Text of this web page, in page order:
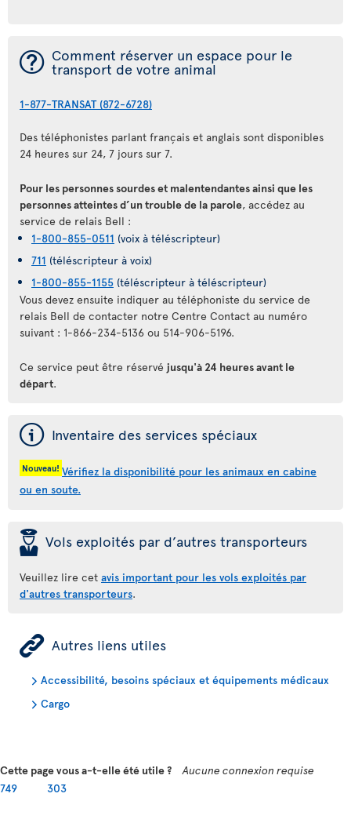
¯ Comment réserver un espace pour le
transport de votre animal
1-877-TRANSAT (872-6728)
Des téléphonistes parlant français et anglais sont disponibles
24 heures sur 24, 7 jours sur 7.
Pour les personnes sourdes et malentendantes ainsi que les
personnes atteintes d’un trouble de la parole, accédez au
service de relais Bell :
1-800-855-0511 (voix à téléscripteur)
711 (téléscripteur à voix)
1-800-855-1155 (téléscripteur à téléscripteur)
Vous devez ensuite indiquer au téléphoniste du service de
relais Bell de contacter notre Centre Contact au numéro
suivant : 1-866-234-5136 ou 514-906-5196.
Ce service peut être réservé jusqu'à 24 heures avant le
départ.
ý Inventaire des services spéciaux
Nouveau! Vérifiez la disponibilité pour les animaux en cabine
ou en soute.
þ Vols exploités par d’autres transporteurs
Veuillez lire cet avis important pour les vols exploités par
d'autres transporteurs.
ÿ Autres liens utiles
Accessibilité, besoins spéciaux et équipements médicaux
Cargo
Cette page vous a-t-elle été utile ?
Aucune connexion requise
749
303